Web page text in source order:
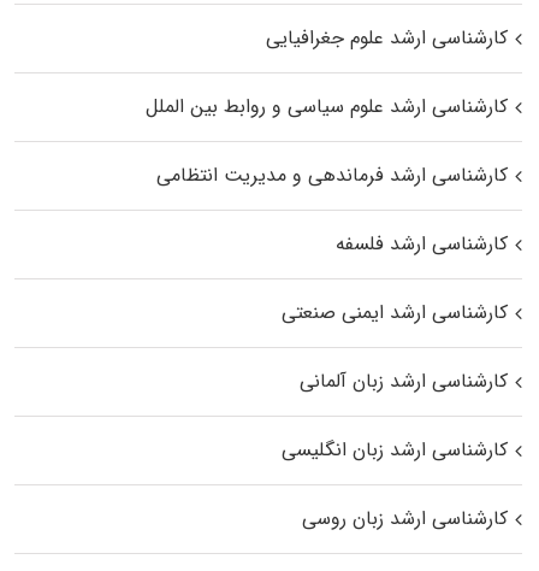
کارشناسی ارشد علوم جغرافیایی
کارشناسی ارشد علوم سیاسی و روابط بین الملل
کارشناسی ارشد فرماندهی و مدیریت انتظامی
کارشناسی ارشد فلسفه
کارشناسی ارشد ایمنی صنعتی
کارشناسی ارشد زبان آلمانی
کارشناسی ارشد زبان انگلیسی
کارشناسی ارشد زبان روسی